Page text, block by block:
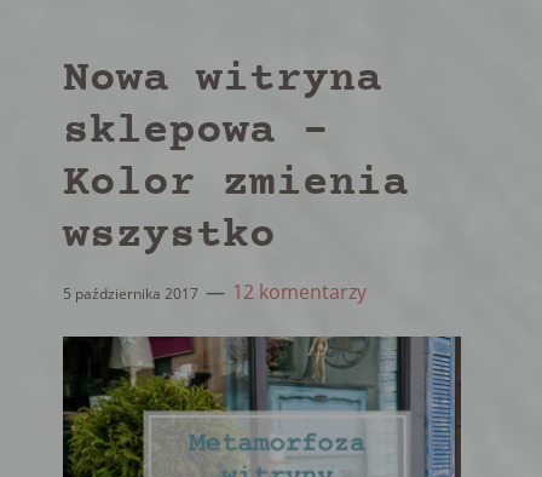
Nowa witryna
sklepowa –
Kolor zmienia
wszystko
5 października 2017 12 komentarzy